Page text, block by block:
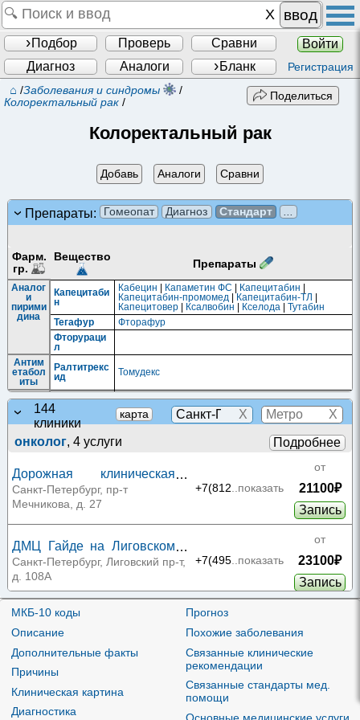
ввод
Подбор Проверь Сравни
Войти
Диагноз
Аналоги Бланк Регистрация
⌂ /Заболевания и синдромы
/
Колоректальный рак/
Поделиться
Колоректальный рак
Добавь Аналоги Сравни
Препараты: Гомеопат Диагноз Стандарт
Фарм.
гр.
Вещество
Препараты
Аналог
и
пирими
дина
Капецитаби
н
Кабецин Капаметин ФС Капецитабин
Капецитабин-промомед
Капецитабин-ТЛ
Капецитовер| Ксалвобин Кселода
Тутабин
Тегафур
Фторафур
Фторураци
л
Антим
етабол
иты
Ралтитрекс
ид
Томудекс
Дезинт
оксика
ционн
ые
аты
оопухо
левой
терапи
и
Кальция
Лейковорин-Тева
ющие
средст
ва,
включ
ая
ты
Фолиниева
я кислота
Кальция фолинат-ВИАЛ Лейковорин-ЛЭНС|
Натриофолин медак
Препар
платин
ин
Элоксатин|Флатиплат
Оксалиплатин-РОНЦ|Оксалиплатин-
Произв
одные
нитроз
омочев
ины
Нимустин
Против
144
клиники
карта X
X
онколог, 4 услуги Подробнее
Дорожная клиническая
больница ОАО «РЖД»
Санкт-Петербург, пр-т
Мечникова, д. 27
+7(812..показать
от
21100₽
Запись
ДМЦ Гайде на Лиговском
проспекте
Санкт-Петербург, Лиговский пр-т,
д. 108А
+7(495..показать
от
23100₽
Запись
МЦ Гайде на Херсонской 2
Санкт-Петербург, ул.
Херсонская, д. 2
+7(495..показать
23100₽
Запись
МЦ Гайде на Херсонской 4
Санкт-Петербург, ул.
+7(812
от
МКБ-10 коды
Описание
Дополнительные факты
Причины
Клиническая картина
Диагностика
Прогноз
Похожие заболевания
Связанные клинические
рекомендации
Связанные стандарты мед.
помощи